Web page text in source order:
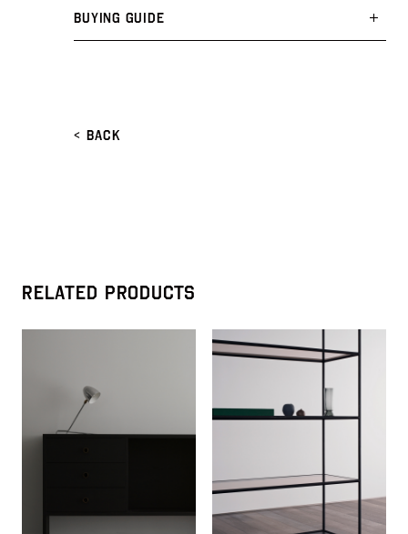
BUYING GUIDE
< BACK
RELATED PRODUCTS